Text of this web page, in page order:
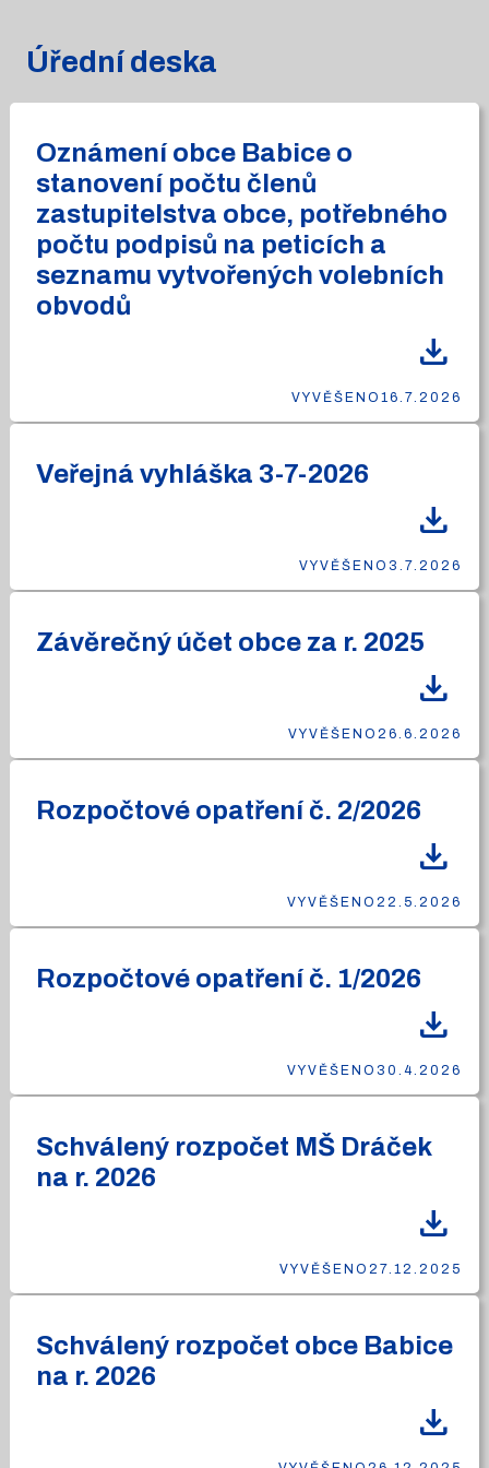
Úřední deska
Oznámení obce Babice o
stanovení počtu členů
zastupitelstva obce, potřebného
počtu podpisů na peticích a
seznamu vytvořených volebních
obvodů
download
VYVĚŠENO 16.7.2026
Veřejná vyhláška 3-7-2026
download
VYVĚŠENO 3.7.2026
Závěrečný účet obce za r. 2025
download
VYVĚŠENO 26.6.2026
Rozpočtové opatření č. 2/2026
download
VYVĚŠENO 22.5.2026
Rozpočtové opatření č. 1/2026
download
VYVĚŠENO 30.4.2026
Schválený rozpočet MŠ Dráček
na r. 2026
download
VYVĚŠENO 27.12.2025
Schválený rozpočet obce Babice
na r. 2026
download